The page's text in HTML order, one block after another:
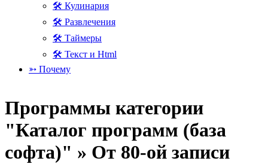
🛠 Кулинария
🛠 Развлечения
🛠 Таймеры
🛠 Текст и Html
➳ Почему
Программы категории
"Каталог программ (база
софта)" » От 80-ой записи